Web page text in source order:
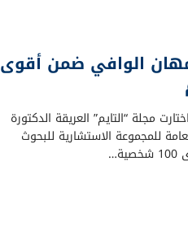
الوافي ضمن أقوى
مجلة “التايم” العريقة الدكتورة
للمجموعة الاستشارية للبحوث